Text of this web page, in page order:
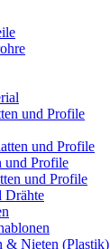
und Profile
und Profile
und Profile
und Profile
Drähte
& Nieten (Plastik)